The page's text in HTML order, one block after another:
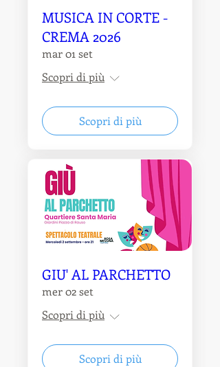
MUSICA IN CORTE -
CREMA 2026
mar 01 set
Scopri di più
Scopri di più
GIU' AL PARCHETTO
mer 02 set
Scopri di più
Scopri di più